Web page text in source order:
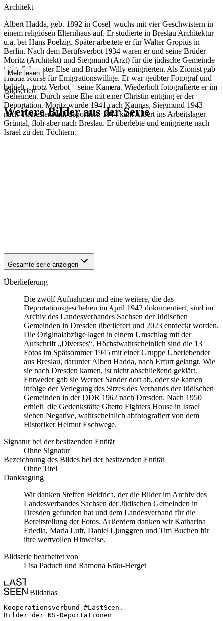
Architekt
Albert Hadda, geb. 1892 in Cosel, wuchs mit vier Geschwistern in
einem religiösen Elternhaus auf. Er studierte in Breslau Architektur
u.a. bei Hans Poelzig. Später arbeitete er für Walter Gropius in
Berlin. Nach dem Berufsverbot 1934 waren er und seine Brüder
Moritz (Architekt) und Siegmund (Arzt) für die jüdische Gemeinde
tätig. Schwester Else und Bruder Willy emigrierten. Als Zionist gab
Hadda Kurse für Emigrationswillige. Er war geübter Fotograf und
behielt – trotz Verbot – seine Kamera. Wiederholt fotografierte er im
Geheimen. Durch seine Ehe mit einer Christin entging er der
Deportation. Moritz wurde 1941 nach Kaunas, Siegmund 1943
nach Theresienstadt deportiert. 1944 kam Albert ins Arbeitslager
Grüntal, floh aber nach Breslau. Er überlebte und emigrierte nach
Israel zu den Töchtern.
Mehr lesen
Bildserien
Weitere Bilder aus der Serie
1941 Breslau
Gesamte serie anzeigen
Überlieferung
Die zwölf Aufnahmen und eine weitere, die das
Deportationsgeschehen im April 1942 dokumentiert, sind im
Archiv des Landesverbandes Sachsen der Jüdischen
Gemeinden in Dresden überliefert und 2023 entdeckt worden.
Die Originalabzüge lagen in einem Umschlag mit der
Aufschrift „Diverses“. Höchstwahrscheinlich sind die 13
Fotos im Spätsommer 1945 mit einer Gruppe Überlebender
aus Breslau, darunter Albert Hadda, nach Erfurt gelangt. Wie
sie nach Dresden kamen, ist nicht abschließend geklärt.
Entweder gab sie Werner Sander dort ab, oder sie kamen
infolge der Verlegung des Sitzes des Verbands der Jüdischen
Gemeinden in der DDR 1962 nach Dresden. Nach 1950
erhielt die Gedenkstätte Ghetto Fighters House in Israel
sieben Negative, wahrscheinlich abfotografiert von dem
Historiker Helmut Eschwege.
Signatur bei der besitzenden Entität
Ohne Signatur
Bezeichnung des Bildes bei der besitzenden Entität
Ohne Titel
Danksagung
Wir danken Steffen Heidrich, der die Bilder im Archiv des
Landesverbandes Sachsen der Jüdischen Gemeinden in
Dresden gefunden hat und dem Landesverband für die
Bereitstellung der Fotos. Außerdem danken wir Katharina
Friedla, Maria Luft, Daniel Ljunggren und Tim Buchen für
ihre wertvollen Hinweise.
Bildserie bearbeitet von
Lisa Paduch und Ramona Bräu-Herget
Bildatlas
Kooperationsverbund #LastSeen.
Bilder der NS-Deportationen